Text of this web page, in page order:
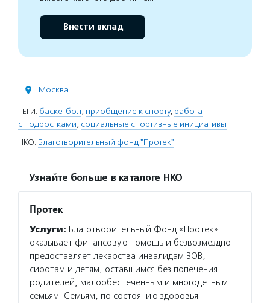
Внести вклад
Москва
ТЕГИ: баскетбол, приобщение к спорту, работа
с подростками, социальные спортивные инициативы
НКО: Благотворительный фонд "Протек"
Узнайте больше в каталоге НКО
Протек
Услуги: Благотворительный Фонд «Протек»
оказывает финансовую помощь и безвозмездно
предоставляет лекарства инвалидам ВОВ,
сиротам и детям, оставшимся без попечения
родителей, малообеспеченным и многодетным
семьям. Семьям, по состоянию здоровья